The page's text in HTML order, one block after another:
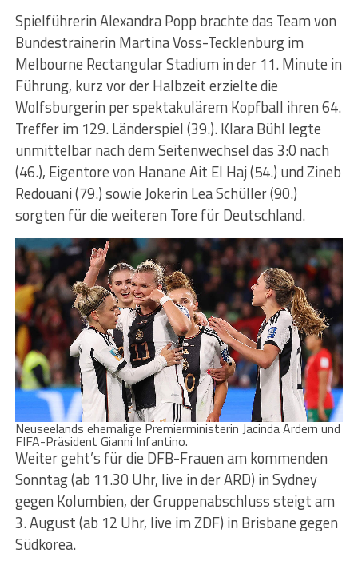
Spielführerin Alexandra Popp brachte das Team von
Bundestrainerin Martina Voss-Tecklenburg im
Melbourne Rectangular Stadium in der 11. Minute in
Führung, kurz vor der Halbzeit erzielte die
Wolfsburgerin per spektakulärem Kopfball ihren 64.
Treffer im 129. Länderspiel (39.). Klara Bühl legte
unmittelbar nach dem Seitenwechsel das 3:0 nach
(46.), Eigentore von Hanane Ait El Haj (54.) und Zineb
Redouani (79.) sowie Jokerin Lea Schüller (90.)
sorgten für die weiteren Tore für Deutschland.
Neuseelands ehemalige Premierministerin Jacinda Ardern und
FIFA-Präsident Gianni Infantino.
Weiter geht’s für die DFB-Frauen am kommenden
Sonntag (ab 11.30 Uhr, live in der ARD) in Sydney
gegen Kolumbien, der Gruppenabschluss steigt am
3. August (ab 12 Uhr, live im ZDF) in Brisbane gegen
Südkorea.